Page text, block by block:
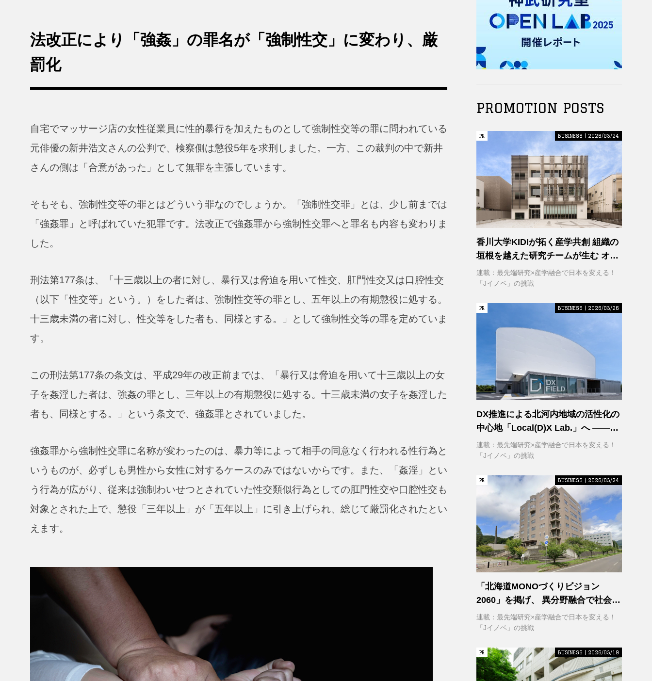
法改正により「強姦」の罪名が「強制性交」に変わり、厳
罰化
自宅でマッサージ店の女性従業員に性的暴行を加えたものとして強制性交等の罪に問われている
元俳優の新井浩文さんの公判で、検察側は懲役5年を求刑しました。一方、この裁判の中で新井
さんの側は「合意があった」として無罪を主張しています。
そもそも、強制性交等の罪とはどういう罪なのでしょうか。「強制性交罪」とは、少し前までは
「強姦罪」と呼ばれていた犯罪です。法改正で強姦罪から強制性交罪へと罪名も内容も変わりま
した。
刑法第177条は、「十三歳以上の者に対し、暴行又は脅迫を用いて性交、肛門性交又は口腔性交
（以下「性交等」という。）をした者は、強制性交等の罪とし、五年以上の有期懲役に処する。
十三歳未満の者に対し、性交等をした者も、同様とする。」として強制性交等の罪を定めていま
す。
この刑法第177条の条文は、平成29年の改正前までは、「暴行又は脅迫を用いて十三歳以上の女
子を姦淫した者は、強姦の罪とし、三年以上の有期懲役に処する。十三歳未満の女子を姦淫した
者も、同様とする。」という条文で、強姦罪とされていました。
強姦罪から強制性交罪に名称が変わったのは、暴力等によって相手の同意なく行われる性行為と
いうものが、必ずしも男性から女性に対するケースのみではないからです。また、「姦淫」とい
う行為が広がり、従来は強制わいせつとされていた性交類似行為としての肛門性交や口腔性交も
対象とされた上で、懲役「三年以上」が「五年以上」に引き上げられ、総じて厳罰化されたとい
えます。
PROMOTION POSTS
PR
PR BUSINESS | 2026/03/24
香川大学KIDIが拓く産学共創 組織の
垣根を越えた研究チームが生む オー
プンイノベーション
連載：最先端研究×産学融合で日本を変える！
「Jイノベ」の挑戦
PR
PR BUSINESS | 2026/03/26
DX推進による北河内地域の活性化の
中心地「Local(D)X Lab.」へ ――延
べ1,400㎡の巨大実証空間で地域DX
に挑む 大阪工業大学 DXフィールド
連載：最先端研究×産学融合で日本を変える！
「Jイノベ」の挑戦
PR
PR BUSINESS | 2026/03/24
「北海道MONOづくりビジョン
2060」を掲げ、 異分野融合で社会変
革に挑む 室蘭工業大学 クリエイティ
ブコラボレーションセンター
連載：最先端研究×産学融合で日本を変える！
「Jイノベ」の挑戦
PR
PR BUSINESS | 2026/03/19